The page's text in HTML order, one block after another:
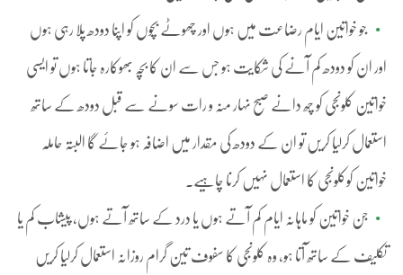
جو خواتین ایام رضاعت میں ہوں اور چھوٹے بچوں کو اپنا دودھ پلا رہی ہوں
اور ان کو دودھ کم آنے کی شکایت ہو جس سے ان کا بچہ بھوکارہ جاتا ہوں تو ایسی
خواتین کلونجی کو چھ دانے صبح نہار منہ و رات سونے سے قبل دودھ کے ساتھ
استعمال کرلیا کریں تو ان کے دودھ کی مقدار میں اضافہ ہو جائے گا البتہ حاملہ
خواتین کوکلونجی کا استعمال نہیں کرنا چاہیے۔
جن خواتین کو ماہانہ ایام کم آتے ہوں یا درد کے ساتھ آتے ہوں، پیشاب کم یا
تکلیف کے ساتھ آتا ہو، وہ کلونجی کا سفوف تین گرام روزانہ استعمال کرلیا کریں